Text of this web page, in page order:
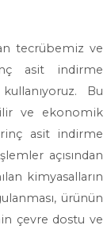
tecrübemiz ve
asit indirme
Bu
ve ekonomik
asit indirme
açısından
kimyasalların
ürünün
çevre dostu ve